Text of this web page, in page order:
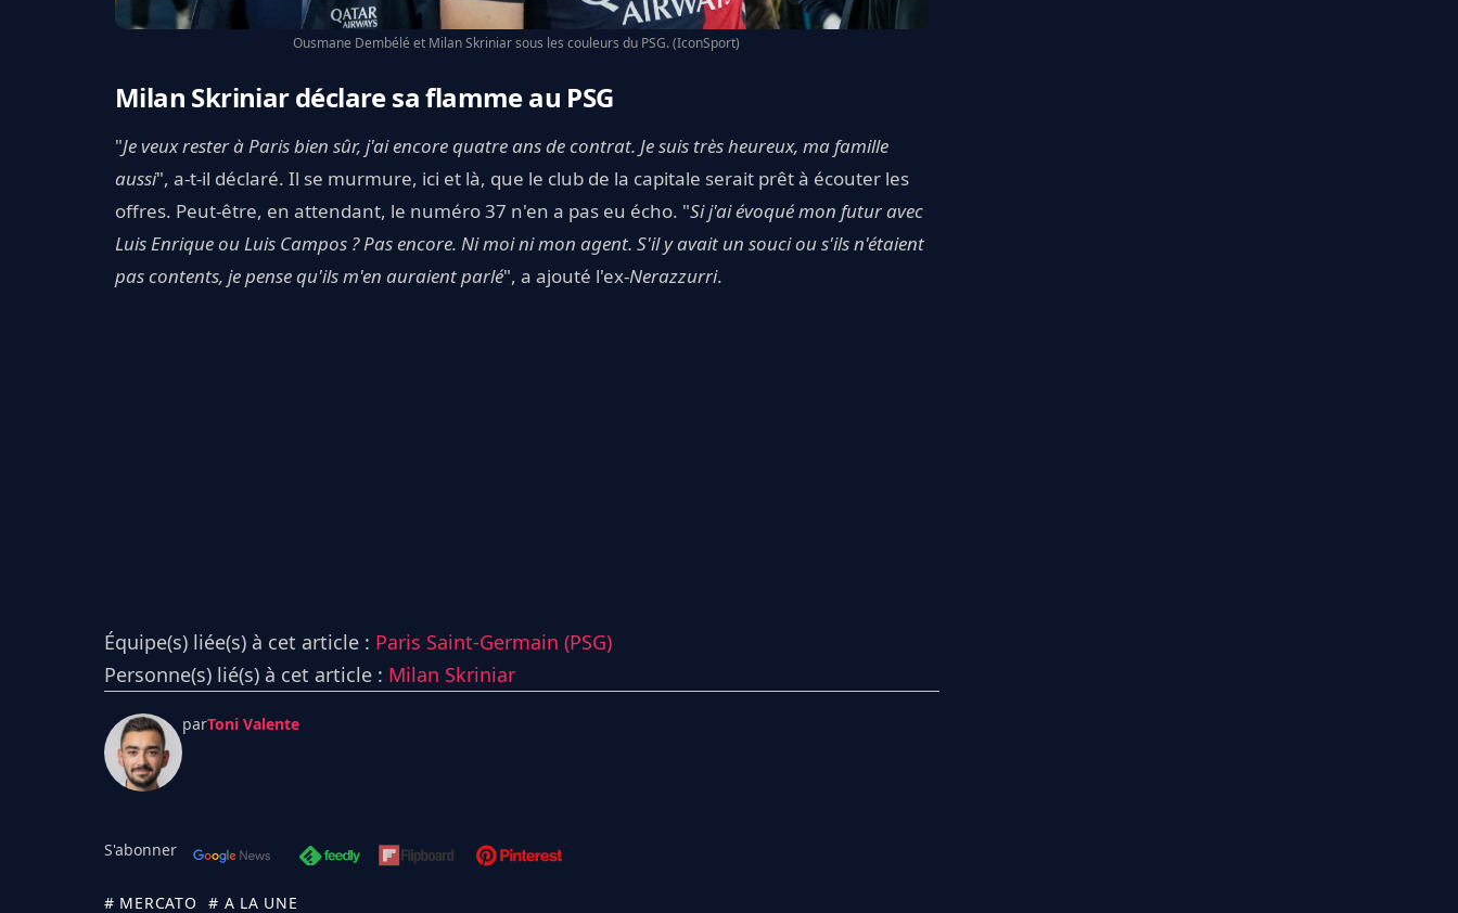
Ousmane Dembélé et Milan Skriniar sous les couleurs du PSG. (IconSport)
Milan Skriniar déclare sa flamme au PSG
"Je veux rester à Paris bien sûr, j'ai encore quatre ans de contrat. Je suis très heureux, ma famille
aussi", a-t-il déclaré. Il se murmure, ici et là, que le club de la capitale serait prêt à écouter les
offres. Peut-être, en attendant, le numéro 37 n'en a pas eu écho. "Si j'ai évoqué mon futur avec
Luis Enrique ou Luis Campos ? Pas encore. Ni moi ni mon agent. S'il y avait un souci ou s'ils n'étaient
pas contents, je pense qu'ils m'en auraient parlé", a ajouté l'ex-Nerazzurri.
Équipe(s) liée(s) à cet article : Paris Saint-Germain (PSG)
Personne(s) lié(s) à cet article : Milan Skriniar
parToni Valente
S'abonner
# MERCATO # A LA UNE